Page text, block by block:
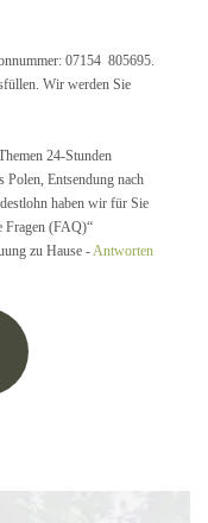
07154 805695.
Wir werden Sie
24-Stunden
Polen, Entsendung nach
haben wir für Sie
Fragen (FAQ)“
zu Hause -Antworten